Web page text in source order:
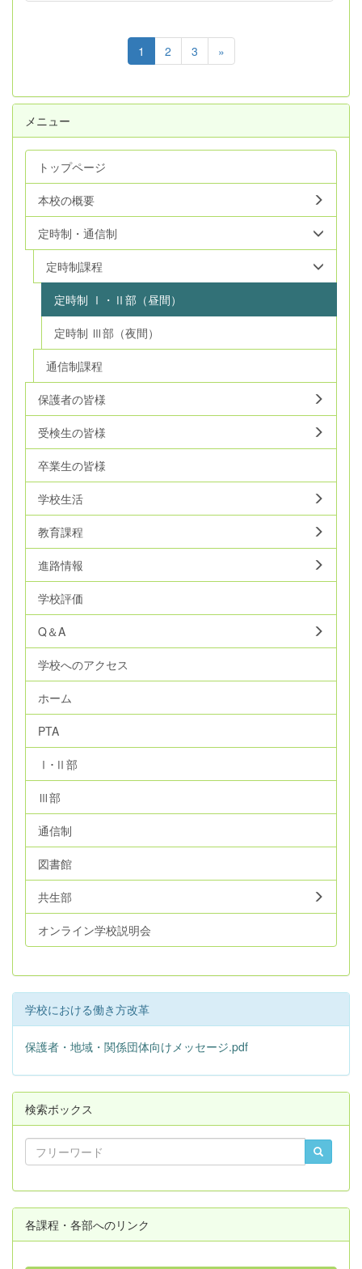
1 2 3 »
メニュー
トップページ
本校の概要
定時制・通信制
定時制課程
定時制 Ⅰ・Ⅱ部（昼間）
定時制 Ⅲ部（夜間）
通信制課程
保護者の皆様
受検生の皆様
卒業生の皆様
学校生活
教育課程
進路情報
学校評価
Q＆A
学校へのアクセス
ホーム
PTA
Ⅰ･Ⅱ部
Ⅲ部
通信制
図書館
共生部
オンライン学校説明会
学校における働き方改革
保護者・地域・関係団体向けメッセージ.pdf
検索ボックス
各課程・各部へのリンク